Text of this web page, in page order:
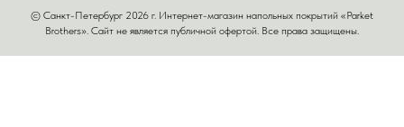
© Санкт-Петербург 2026 г. Интернет-магазин напольных покрытий «Parket
Brothers». Сайт не является публичной офертой. Все права защищены.